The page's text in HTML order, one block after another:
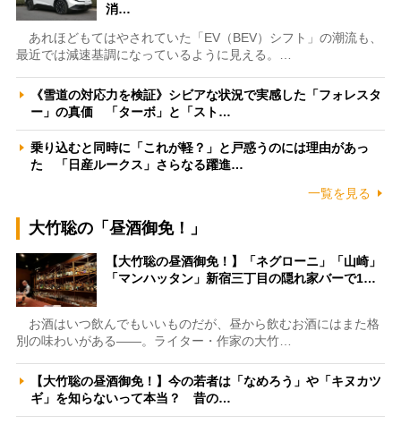
消…
あれほどもてはやされていた「EV（BEV）シフト」の潮流も、
最近では減速基調になっているように見える。…
《雪道の対応力を検証》シビアな状況で実感した「フォレスタ
ー」の真価 「ターボ」と「スト…
乗り込むと同時に「これが軽？」と戸惑うのには理由があっ
た 「日産ルークス」さらなる躍進…
一覧を見る
大竹聡の「昼酒御免！」
【大竹聡の昼酒御免！】「ネグローニ」「山崎」
「マンハッタン」新宿三丁目の隠れ家バーで1…
お酒はいつ飲んでもいいものだが、昼から飲むお酒にはまた格
別の味わいがある――。ライター・作家の大竹…
【大竹聡の昼酒御免！】今の若者は「なめろう」や「キヌカツ
ギ」を知らないって本当？ 昔の…